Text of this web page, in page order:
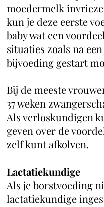
moedermelk
kun je deze eerste
baby wat een
situaties zoals na
bijvoeding gestart
Bij de meeste
37 weken
Als verloskundigen
geven over de
zelf kunt afkolven.
Lactatiekundige
Als je borstvoeding
lactatiekundige